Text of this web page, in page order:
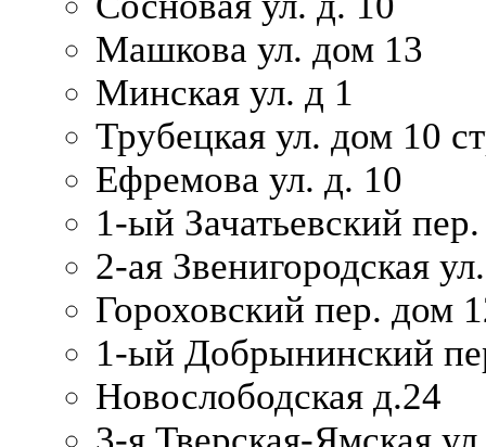
Машкова ул. дом 13
Минская ул. д 1
Трубецкая ул. дом 10
Ефремова ул. д. 10
1-ый Зачатьевский
2-ая Звенигородская
Гороховский пер. дом
1-ый Добрынинский
Новослободская д.24